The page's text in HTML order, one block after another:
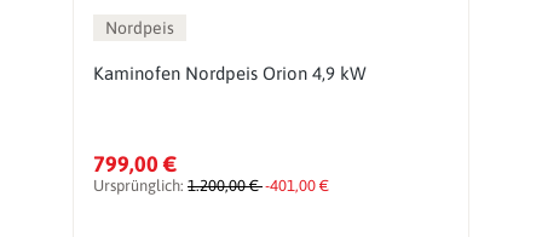
Nordpeis
Kaminofen Nordpeis Orion 4,9 kW
799,00 €
Ursprünglich: 1.200,00 €-401,00 €